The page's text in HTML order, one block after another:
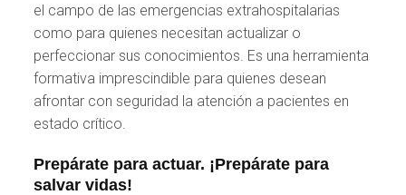
el campo de las emergencias extrahospitalarias
como para quienes necesitan actualizar o
perfeccionar sus conocimientos. Es una herramienta
formativa imprescindible para quienes desean
afrontar con seguridad la atención a pacientes en
estado crítico.
Prepárate para actuar. ¡Prepárate para
salvar vidas!